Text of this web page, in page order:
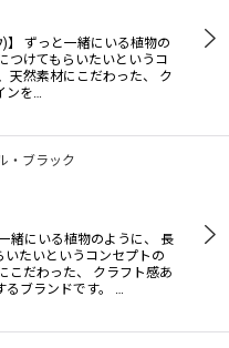
】 ずっと一緒にいる植物の
つけてもらいたいというコ
天然素材にこだわった、 ク
ンを…
・ブラック
緒にいる植物のように、 長
いたいというコンセプトの
こだわった、 クラフト感あ
るブランドです。 …